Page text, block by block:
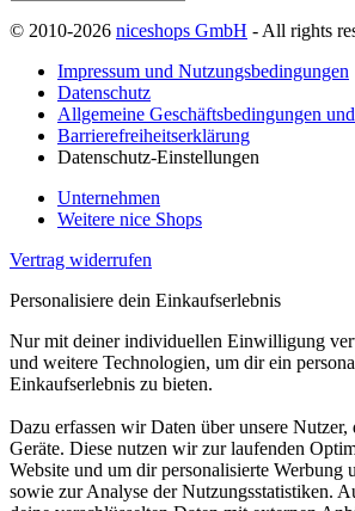
© 2010-2026 niceshops GmbH - All rights
Impressum und Nutzungsbedingungen
Datenschutz
Allgemeine Geschäftsbedingungen
Barrierefreiheitserklärung
Datenschutz-Einstellungen
Unternehmen
Weitere nice Shops
Vertrag widerrufen
Personalisiere dein Einkaufserlebnis
Nur mit deiner individuellen Einwilligung
und weitere Technologien, um dir ein
Einkaufserlebnis zu bieten.
Dazu erfassen wir Daten über unsere Nutzer,
Geräte. Diese nutzen wir zur laufenden
Website und um dir personalisierte Werbung
sowie zur Analyse der Nutzungsstatistiken.